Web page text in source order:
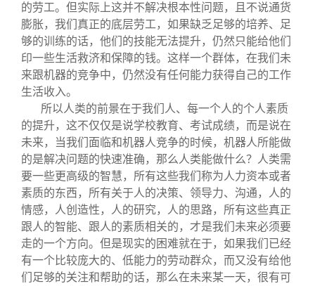
的劳工。但实际上这并不解决根本性问题，且不说通货
膨胀，我们真正的底层劳工，如果缺乏足够的培养、足
够的训练的话，他们的技能无法提升，仍然只能给他们
印一些生活救济和保障的钱。这样一个群体，在我们未
来跟机器的竞争中，仍然没有任何能力获得自己的工作
生活收入。
所以人类的前景在于我们人、每一个人的个人素质
的提升，这不仅仅是说学校教育、考试成绩，而是说在
未来，当我们面临和机器人竞争的时候，机器人所能做
的是解决问题的快速准确，那么人类能做什么？人类需
要一些更高级的智慧，所有这些我们称为人力资本或者
素质的东西，所有关于人的决策、领导力、沟通，人的
情感，人创造性，人的研究，人的思路，所有这些真正
跟人的智能、跟人的素质相关的，才是我们未来必须要
走的一个方向。但是现实的困难就在于，如果我们已经
有一个比较庞大的、低能力的劳动群众，而又没有给他
们足够的关注和帮助的话，那么在未来某一天，很有可